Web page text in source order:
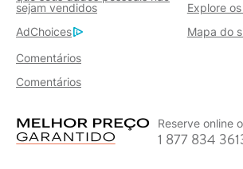
sejam vendidos
Explore
AdChoices
Mapa do
Comentários
Comentários
Reserve online
1 877 834